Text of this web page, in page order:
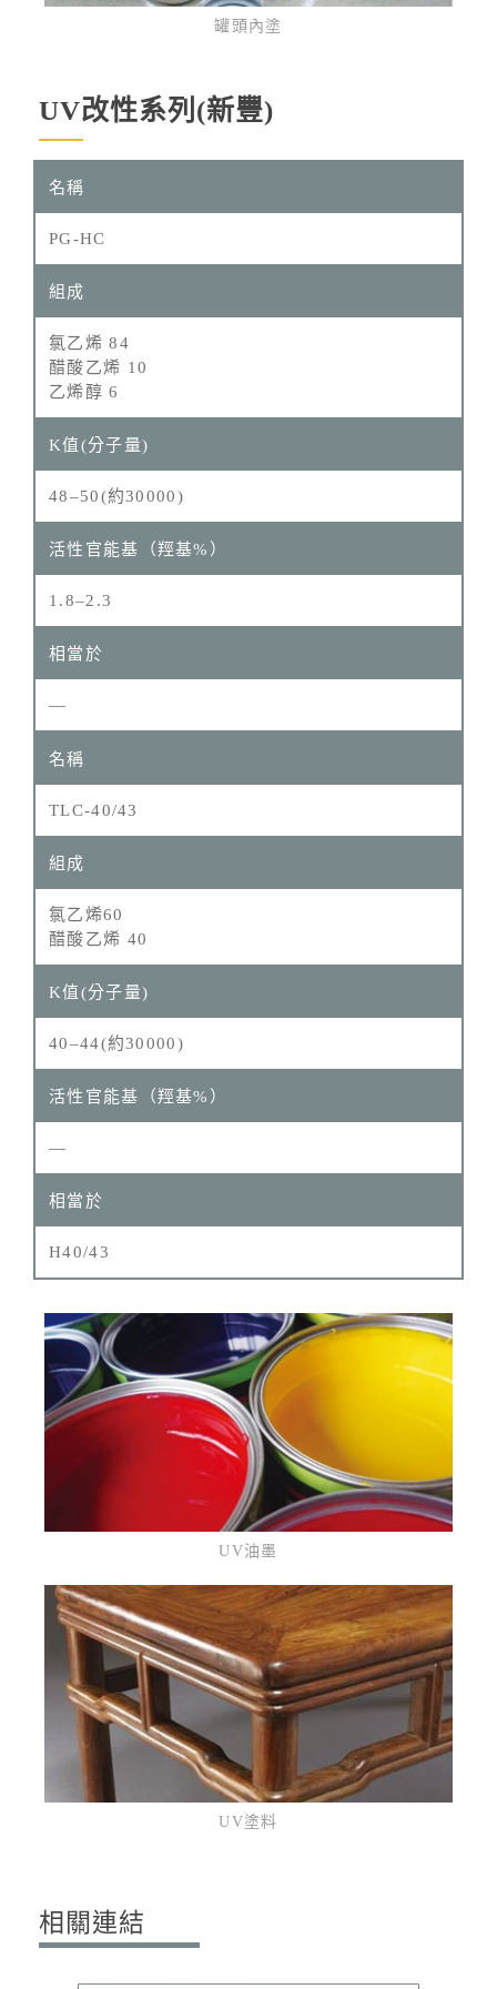
罐頭內塗
UV改性系列(新豐)
PG-HC
氯乙烯 84
醋酸乙烯 10
乙烯醇 6
48–50(約30000)
1.8–2.3
—
TLC-40/43
氯乙烯60
醋酸乙烯 40
40–44(約30000)
—
H40/43
UV油墨
UV塗料
相關連結